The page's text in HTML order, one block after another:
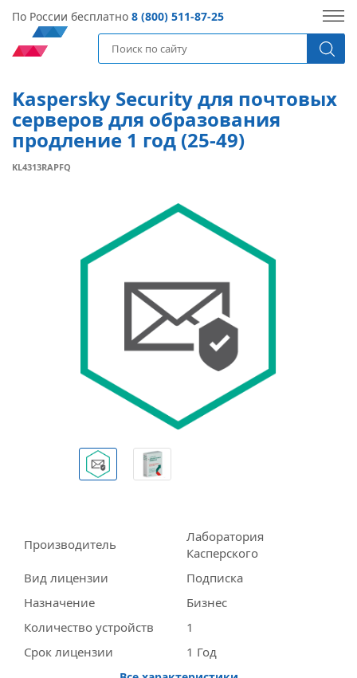
По России бесплатно 8 (800) 511-87-25
Kaspersky Security для почтовых
серверов для образования
продление 1 год (25-49)
KL4313RAPFQ
Производитель
Лаборатория
Касперского
Вид лицензии
Подписка
Назначение
Бизнес
Количество устройств
1
Срок лицензии
1 Год